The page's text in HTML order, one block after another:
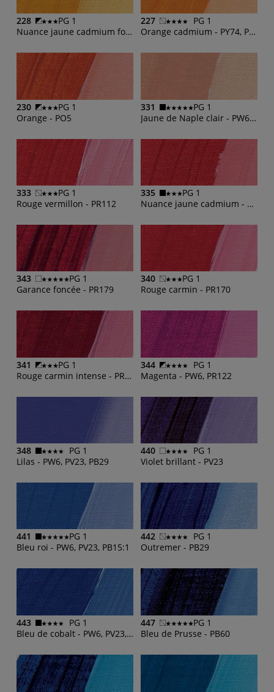
228
PG 1
Nuance jaune cadmium foncé - PBr24, PY74, PY83
227
PG 1
Orange cadmium - PY74, PO43
230
PG 1
Orange - PO5
331
PG 1
Jaune de Naple clair - PW6, PR101, PBr24, PR255
333
PG 1
Rouge vermillon - PR112
335
PG 1
Nuance jaune cadmium - PBr24, PR179, PR112
343
PG 1
Garance foncée - PR179
340
PG 1
Rouge carmin - PR170
341
PG 1
Rouge carmin intense - PR101, PR112, PR170
344
PG 1
Magenta - PW6, PR122
348
PG 1
Lilas - PW6, PV23, PB29
440
PG 1
Violet brillant - PV23
441
PG 1
Bleu roi - PW6, PV23, PB15:1
442
PG 1
Outremer - PB29
443
PG 1
Bleu de cobalt - PW6, PV23, PB15:1
447
PG 1
Bleu de Prusse - PB60